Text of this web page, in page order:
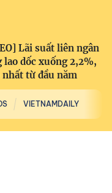
Lãi suất liên ngân
lao dốc xuống 2,2%,
từ đầu năm
VIETNAMDAILY